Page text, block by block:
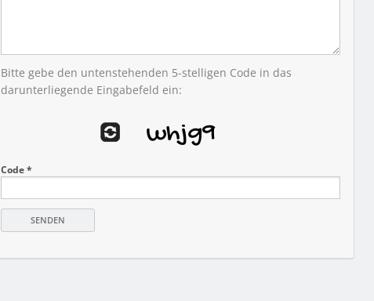
Bitte gebe den untenstehenden 5-stelligen Code in das
darunterliegende Eingabefeld ein:
Code *